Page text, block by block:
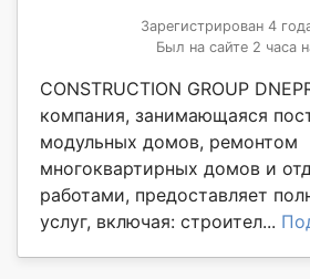
Зарегистрирован 4
Был на сайте 2 часа
CONSTRUCTION GROUP
компания, занимающаяся
модульных домов, ремонтом
многоквартирных домов и
работами, предоставляет
услуг, включая: строител...